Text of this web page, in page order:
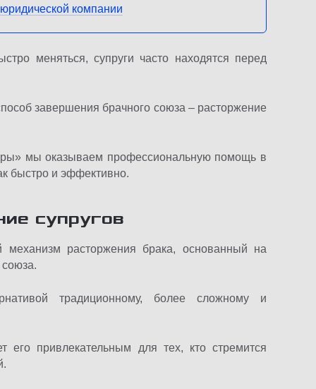
компании
меняться, супруги часто находятся перед
завершения брачного союза – расторжение
мы оказываем профессиональную помощь в
быстро и эффективно.
супругов
механизм расторжения брака, основанный на
традиционному, более сложному и
его привлекательным для тех, кто стремится